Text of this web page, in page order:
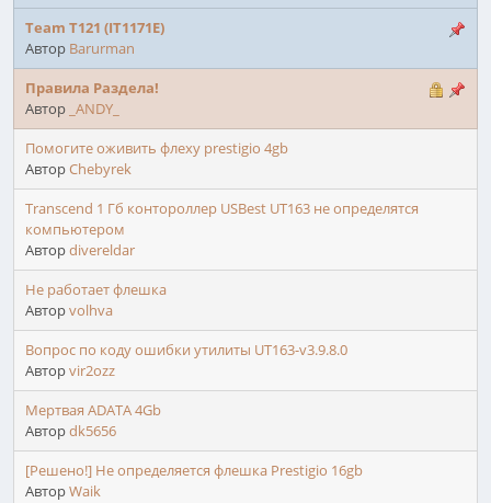
Team T121 (IT1171E)
Автор Barurman
Правила Раздела!
Автор _ANDY_
Помогите оживить флеху prestigio 4gb
АвторChebyrek
Transcend 1 Гб контороллер USBest UT163 не определятся
компьютером
Авторdivereldar
Не работает флешка
Авторvolhva
Вопрос по коду ошибки утилиты UT163-v3.9.8.0
Авторvir2ozz
Мертвая ADATA 4Gb
Авторdk5656
[Решено!] Не определяется флешка Prestigio 16gb
АвторWaik